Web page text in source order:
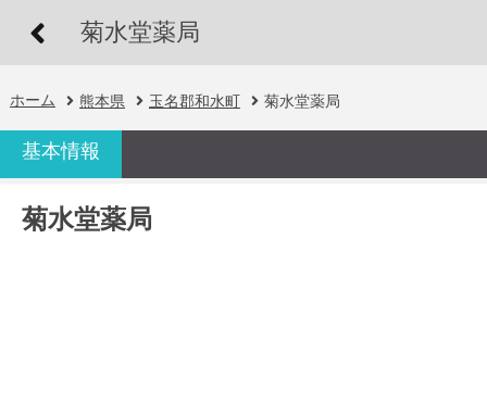
菊水堂薬局
ホーム 熊本県 玉名郡和水町 菊水堂薬局
基本情報
菊水堂薬局